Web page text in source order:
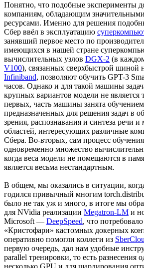
Понятно, что подобные эксперименты
компаниям, обладающим
ресурсами. Именно для решения
Сбер ввёл в эксплуатацию
занявший первое место по
имеющихся в нашей стране
вычислительных узлов DGX-2 (в
V100), связанных сверхбыстрой шиной
Infiniband, позволяют обучить GPT-3
часов. Однако и для такой машины
крупных вариантов модели не является
первых, часть машины занята
предназначенных для решения задач в
зрения, распознавания и синтеза речи
областей, интересующих различные
Сбера. Во-вторых, сам процесс
одновременно множество
когда веса модели не помещаются в
является весьма нестандартным.
В общем, мы оказались в ситуации,
годился привычный многим
было не так уж и много, в итоге мы
для NVidia реализации Megatron-LM и
Microsoft — DeepSpeed, что
«Кристофари» кастомных докерных
оперативно помогли коллеги из
первую очередь, дал нам удобные
parallel тренировки, то есть разнесения